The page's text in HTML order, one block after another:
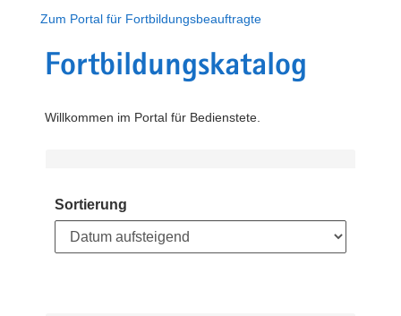
Zum Portal für Fortbildungsbeauftragte
Fortbildungskatalog
Willkommen im Portal für Bedienstete.
Sortierung